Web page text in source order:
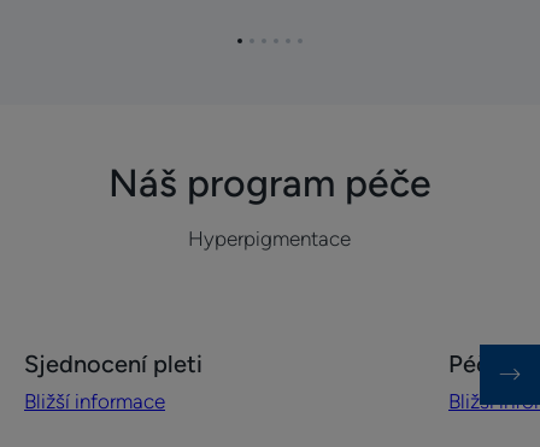
Přejít
Přejít
Přejít
Přejít
Přejít
Přejít
Náš program péče
Hyperpigmentace
informace
Sjednocení
Sjednocení pleti
Bližší informace
Bližší
informace
Péče
Péče o
Bližší